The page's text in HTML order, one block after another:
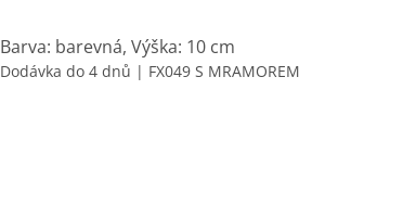
Barva: barevná, Výška: 10 cm
Dodávka do 4 dnů | FX049 S MRAMOREM